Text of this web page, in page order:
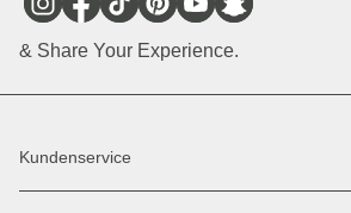
& Share Your Experience.
Kundenservice